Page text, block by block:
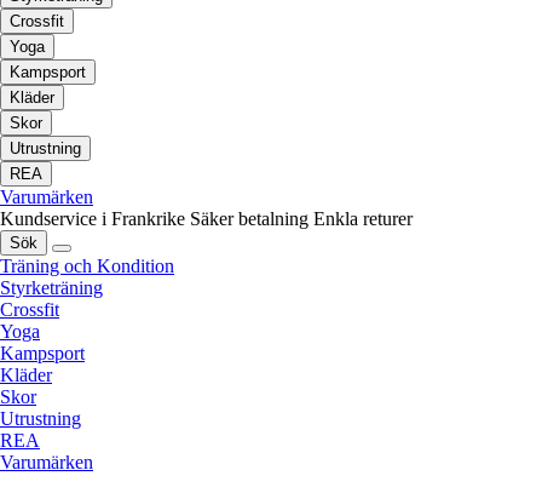
Crossfit
Yoga
Kampsport
Kläder
Skor
Utrustning
REA
Varumärken
Kundservice i Frankrike Säker betalning Enkla returer
Sök
Träning och Kondition
Styrketräning
Crossfit
Yoga
Kampsport
Kläder
Skor
Utrustning
REA
Varumärken